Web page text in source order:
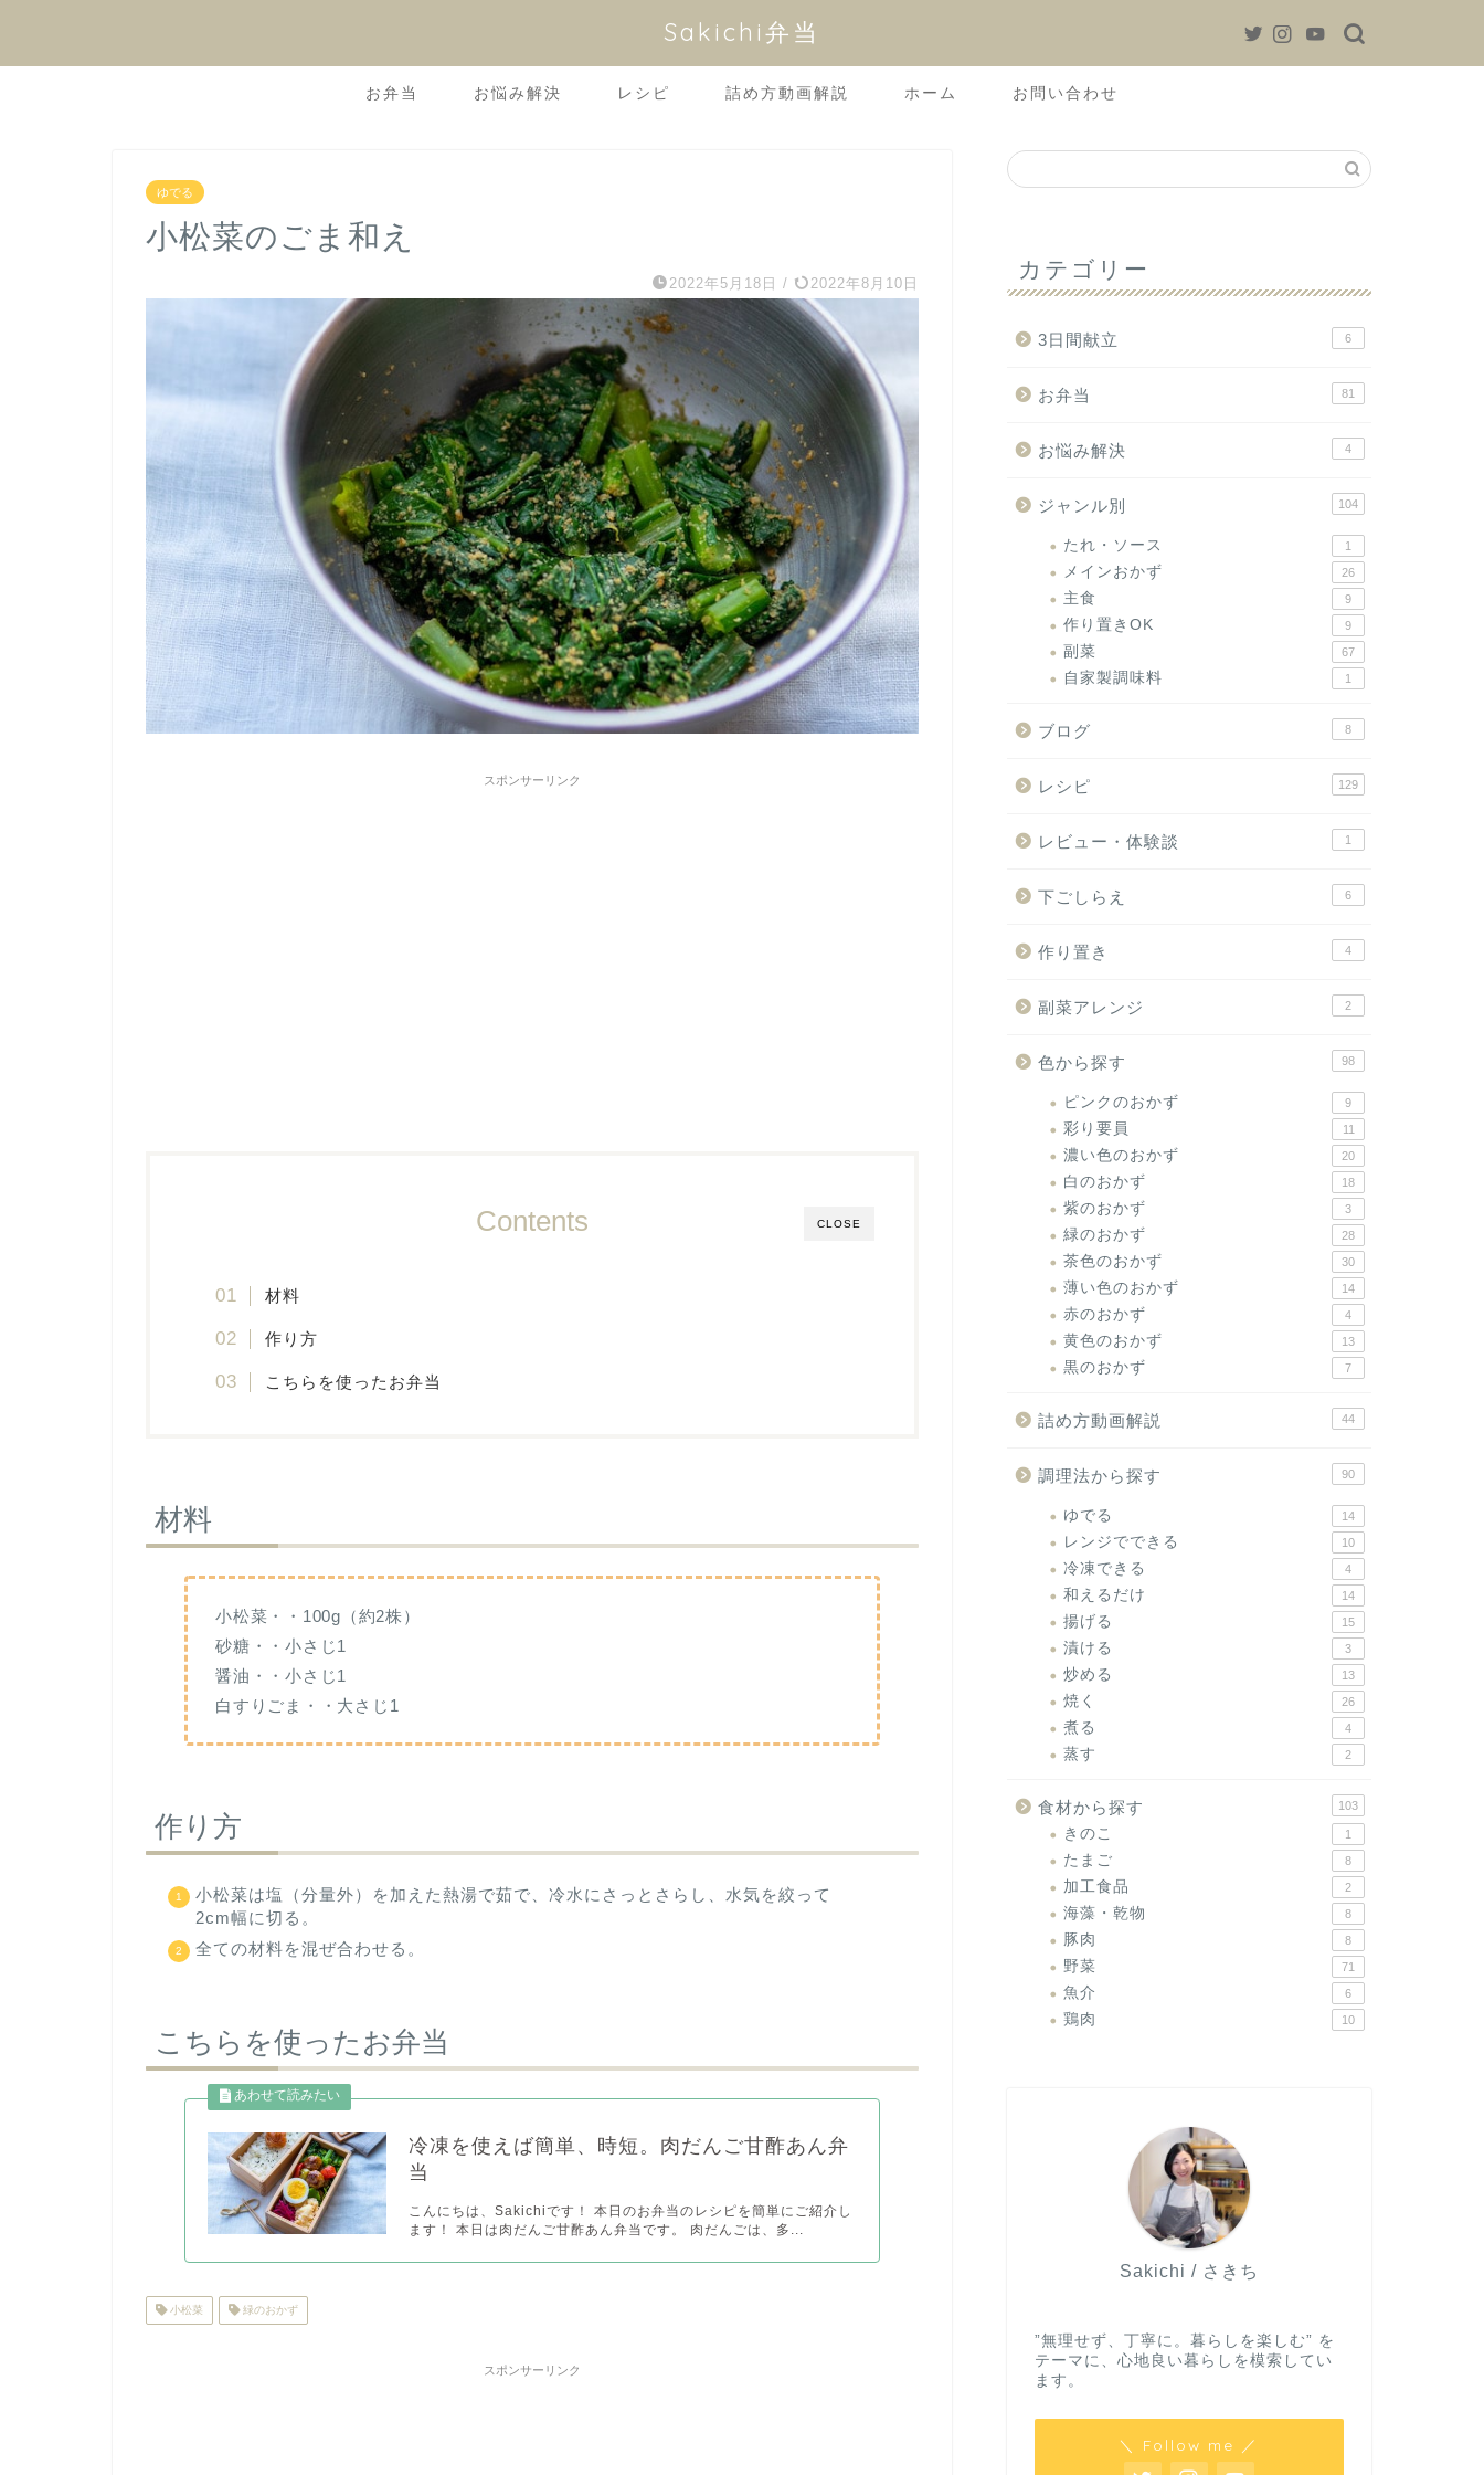
Sakichi弁当
お弁当 お悩み解決 レシピ 詰め方動画解説 ホーム お問い合わせ
ゆでる
小松菜のごま和え
2022年5月18日 / 2022年8月10日
スポンサーリンク
CLOSE
Contents
材料
作り方
こちらを使ったお弁当
材料
小松菜・・100g（約2株）
砂糖・・小さじ1
醤油・・小さじ1
白すりごま・・大さじ1
作り方
小松菜は塩（分量外）を加えた熱湯で茹で、冷水にさっとさらし、水気を絞って
2cm幅に切る。
全ての材料を混ぜ合わせる。
こちらを使ったお弁当
冷凍を使えば簡単、時短。肉だんご甘酢あん弁
当
こんにちは、Sakichiです！ 本日のお弁当のレシピを簡単にご紹介し
ます！ 本日は肉だんご甘酢あん弁当です。 肉だんごは、多...
小松菜 緑のおかず
スポンサーリンク
カテゴリー
3日間献立 6
お弁当 81
お悩み解決 4
ジャンル別 104
たれ・ソース 1
メインおかず 26
主食 9
作り置きOK 9
副菜 67
自家製調味料 1
ブログ 8
レシピ 129
レビュー・体験談 1
下ごしらえ 6
作り置き 4
副菜アレンジ 2
色から探す 98
ピンクのおかず 9
彩り要員 11
濃い色のおかず 20
白のおかず 18
紫のおかず 3
緑のおかず 28
茶色のおかず 30
薄い色のおかず 14
赤のおかず 4
黄色のおかず 13
黒のおかず 7
詰め方動画解説 44
調理法から探す 90
ゆでる 14
レンジでできる 10
冷凍できる 4
和えるだけ 14
揚げる 15
漬ける 3
炒める 13
焼く 26
煮る 4
蒸す 2
食材から探す 103
きのこ 1
たまご 8
加工食品 2
海藻・乾物 8
豚肉 8
野菜 71
魚介 6
鶏肉 10
Sakichi / さきち
”無理せず、丁寧に。暮らしを楽しむ” を
テーマに、心地良い暮らしを模索してい
ます。
＼ Follow me ／